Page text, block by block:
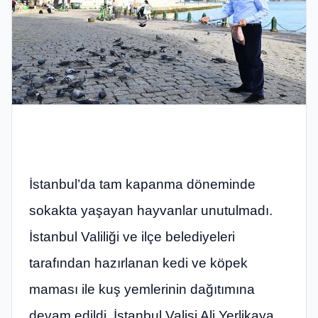
İstanbul’da tam kapanma döneminde
sokakta yaşayan hayvanlar unutulmadı.
İstanbul Valiliği ve ilçe belediyeleri
tarafından hazırlanan kedi ve köpek
maması ile kuş yemlerinin dağıtımına